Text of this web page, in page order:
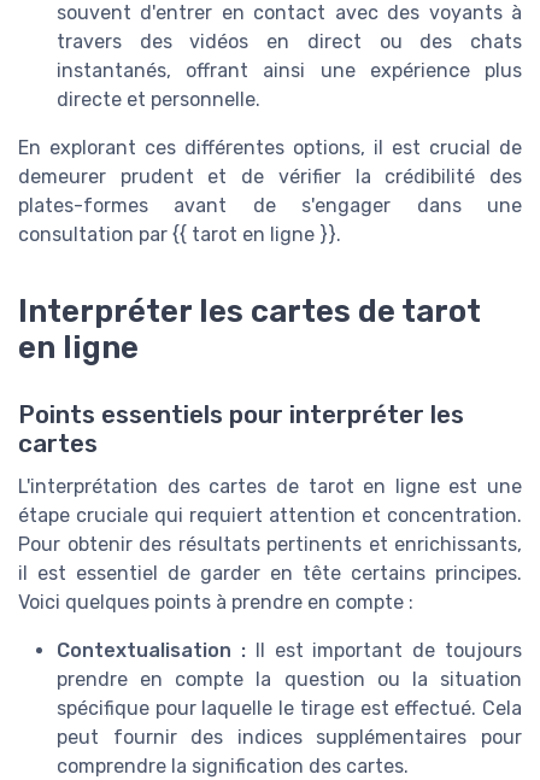
souvent d'entrer en contact avec des voyants à
travers des vidéos en direct ou des chats
instantanés, offrant ainsi une expérience plus
directe et personnelle.
En explorant ces différentes options, il est crucial de
demeurer prudent et de vérifier la crédibilité des
plates-formes avant de s'engager dans une
consultation par {{ tarot en ligne }}.
Interpréter les cartes de tarot
en ligne
Points essentiels pour interpréter les
cartes
L'interprétation des cartes de tarot en ligne est une
étape cruciale qui requiert attention et concentration.
Pour obtenir des résultats pertinents et enrichissants,
il est essentiel de garder en tête certains principes.
Voici quelques points à prendre en compte :
Contextualisation :Il est important de toujours
prendre en compte la question ou la situation
spécifique pour laquelle le tirage est effectué. Cela
peut fournir des indices supplémentaires pour
comprendre la signification des cartes.